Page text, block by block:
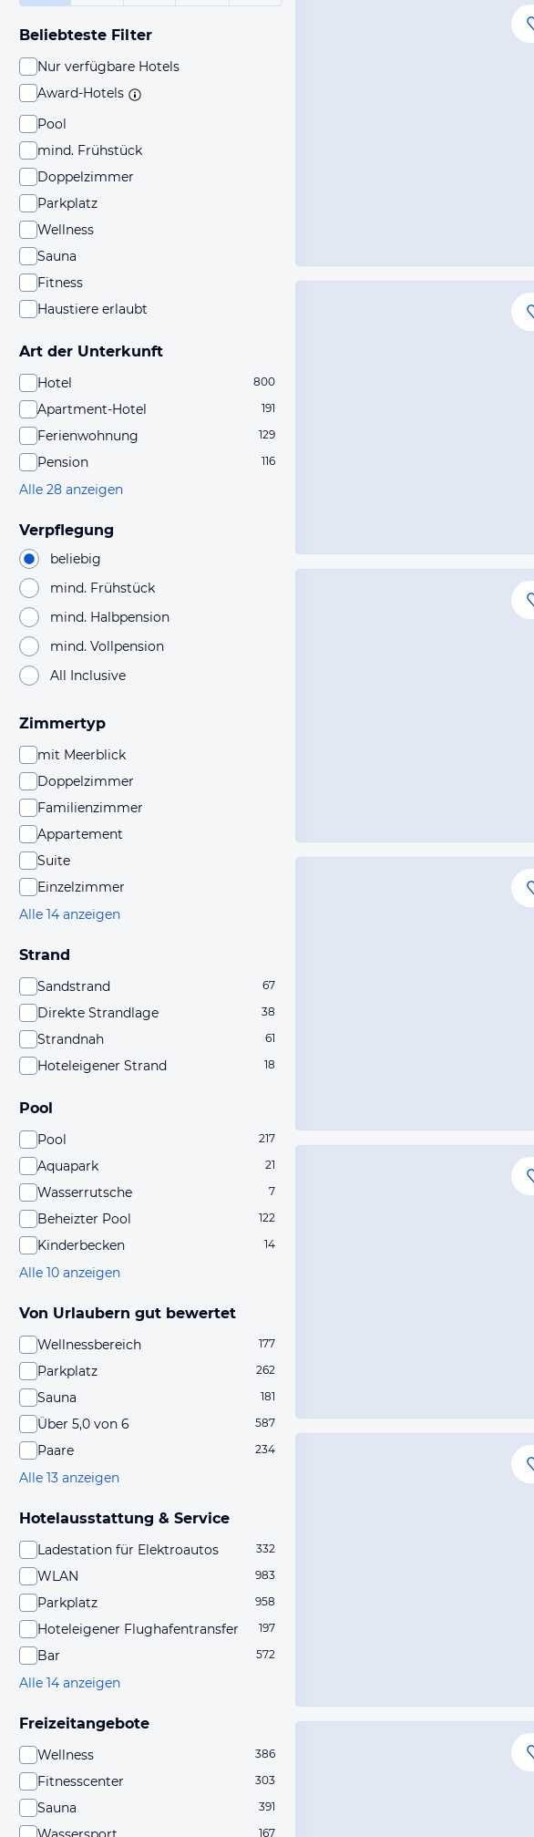
Beliebteste Filter
Nur verfügbare Hotels
Award-Hotels
Pool
mind. Frühstück
Doppelzimmer
Parkplatz
Wellness
Sauna
Fitness
Haustiere erlaubt
Art der Unterkunft
Hotel 800
Apartment-Hotel 191
Ferienwohnung 129
Pension 116
Alle 28 anzeigen
Verpflegung
beliebig
mind. Frühstück
mind. Halbpension
mind. Vollpension
All Inclusive
Zimmertyp
mit Meerblick
Doppelzimmer
Familienzimmer
Appartement
Suite
Einzelzimmer
Alle 14 anzeigen
Strand
Sandstrand 67
Direkte Strandlage 38
Strandnah 61
Hoteleigener Strand 18
Pool
Pool 217
Aquapark 21
Wasserrutsche 7
Beheizter Pool 122
Kinderbecken 14
Alle 10 anzeigen
Von Urlaubern gut bewertet
Wellnessbereich 177
Parkplatz 262
Sauna 181
Über 5,0 von 6 587
Paare 234
Alle 13 anzeigen
Hotelausstattung & Service
Ladestation für Elektroautos 332
WLAN 983
Parkplatz 958
Hoteleigener Flughafentransfer 197
Bar 572
Alle 14 anzeigen
Freizeitangebote
Wellness 386
Fitnesscenter 303
Sauna 391
167